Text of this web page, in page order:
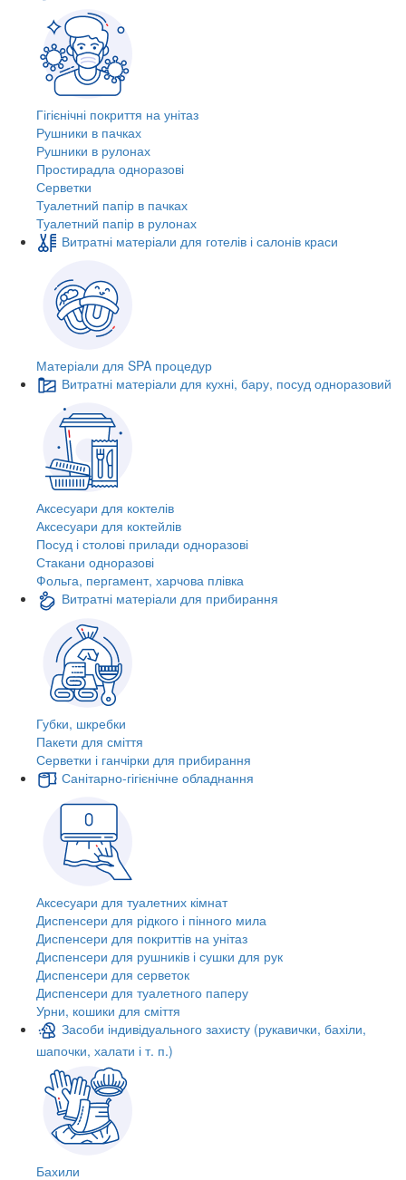
Гігієнічні покриття на унітаз
Рушники в пачках
Рушники в рулонах
Простирадла одноразові
Серветки
Туалетний папір в пачках
Туалетний папір в рулонах
Витратні матеріали для готелів і салонів краси
Матеріали для SPA процедур
Витратні матеріали для кухні, бару, посуд одноразовий
Аксесуари для коктелів
Аксесуари для коктейлів
Посуд і столові прилади одноразові
Стакани одноразові
Фольга, пергамент, харчова плівка
Витратні матеріали для прибирання
Губки, шкребки
Пакети для сміття
Серветки і ганчірки для прибирання
Санітарно-гігієнічне обладнання
Аксесуари для туалетних кімнат
Диспенсери для рідкого і пінного мила
Диспенсери для покриттів на унітаз
Диспенсери для рушників і сушки для рук
Диспенсери для серветок
Диспенсери для туалетного паперу
Урни, кошики для сміття
Засоби індивідуального захисту (рукавички, бахіли,
шапочки, халати і т. п.)
Бахили